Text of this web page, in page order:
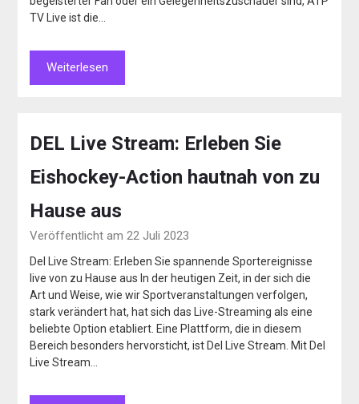
TV Live ist die…
Weiterlesen
DEL Live Stream: Erleben Sie
Eishockey-Action hautnah von zu
Hause aus
Veröffentlicht am 22 Juli 2023
Del Live Stream: Erleben Sie spannende Sportereignisse
live von zu Hause aus In der heutigen Zeit, in der sich die
Art und Weise, wie wir Sportveranstaltungen verfolgen,
stark verändert hat, hat sich das Live-Streaming als eine
beliebte Option etabliert. Eine Plattform, die in diesem
Bereich besonders hervorsticht, ist Del Live Stream. Mit Del
Live Stream…